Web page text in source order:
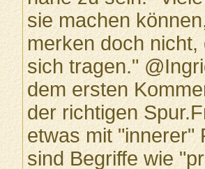
sie machen
merken doch
sich tragen."
dem ersten
der richtigen
etwas mit "innerer"
sind Begriffe wie